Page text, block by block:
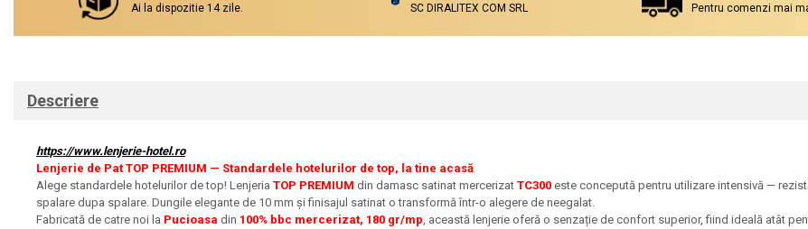
Ai la dispozitie 14 zile. SC DIRALITEX COM SRL Pentru comenzi mai
Descriere
https://www.lenjerie-hotel.ro
Lenjerie de Pat TOP PREMIUM — Standardele hotelurilor de top, la tine acasă
Alege standardele hotelurilor de top! Lenjeria TOP PREMIUM din damasc satinat mercerizat TC300 este concepută pentru utilizare intensivă —
spalare dupa spalare. Dungile elegante de 10 mm și finisajul satinat o transformă într-o alegere de neegalat.
Fabricată de catre noi la Pucioasa din 100% bbc mercerizat, 180 gr/mp, această lenjerie oferă o senzație de confort superior, fiind ideală atât